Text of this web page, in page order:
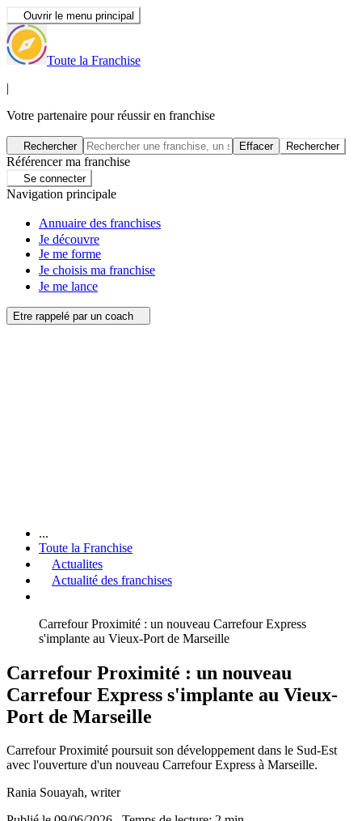
Ouvrir le menu principal
Toute la Franchise
|
Votre partenaire pour réussir en franchise
Rechercher Effacer Rechercher
Référencer ma franchise
Se connecter
Navigation principale
Annuaire des franchises
Je découvre
Je me forme
Je choisis ma franchise
Je me lance
Etre rappelé par un coach
...
Toute la Franchise
Actualites
Actualité des franchises
Carrefour Proximité : un nouveau Carrefour Express
s'implante au Vieux-Port de Marseille
Carrefour Proximité : un nouveau
Carrefour Express s'implante au Vieux-
Port de Marseille
Carrefour Proximité poursuit son développement dans le Sud-Est
avec l'ouverture d'un nouveau Carrefour Express à Marseille.
Rania Souayah, writer